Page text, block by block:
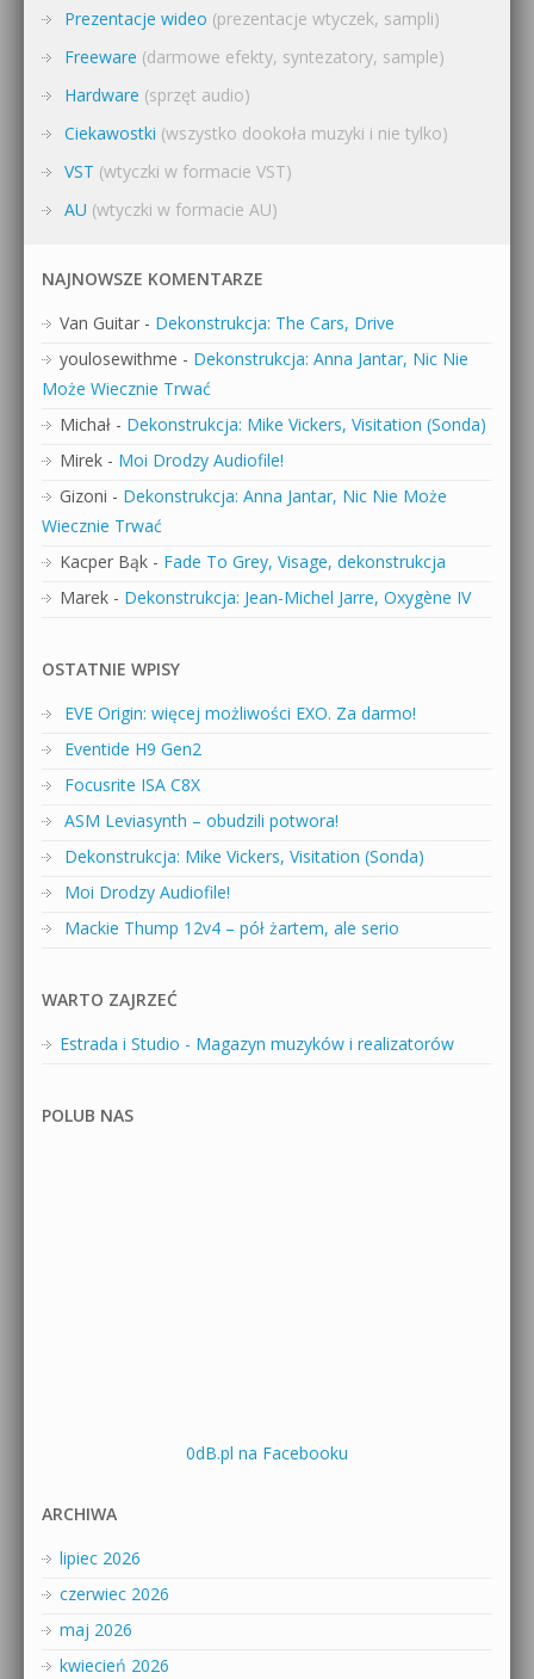
Prezentacje wideo (prezentacje wtyczek, sampli)
Freeware (darmowe efekty, syntezatory, sample)
Hardware (sprzęt audio)
Ciekawostki (wszystko dookoła muzyki i nie tylko)
VST (wtyczki w formacie VST)
AU (wtyczki w formacie AU)
NAJNOWSZE KOMENTARZE
Van Guitar - Dekonstrukcja: The Cars, Drive
youlosewithme - Dekonstrukcja: Anna Jantar, Nic Nie
Może Wiecznie Trwać
Michał - Dekonstrukcja: Mike Vickers, Visitation (Sonda)
Mirek - Moi Drodzy Audiofile!
Gizoni - Dekonstrukcja: Anna Jantar, Nic Nie Może
Wiecznie Trwać
Kacper Bąk - Fade To Grey, Visage, dekonstrukcja
Marek - Dekonstrukcja: Jean-Michel Jarre, Oxygène IV
OSTATNIE WPISY
EVE Origin: więcej możliwości EXO. Za darmo!
Eventide H9 Gen2
Focusrite ISA C8X
ASM Leviasynth – obudzili potwora!
Dekonstrukcja: Mike Vickers, Visitation (Sonda)
Moi Drodzy Audiofile!
Mackie Thump 12v4 – pół żartem, ale serio
WARTO ZAJRZEĆ
Estrada i Studio - Magazyn muzyków i realizatorów
POLUB NAS
0dB.pl na Facebooku
ARCHIWA
lipiec 2026
czerwiec 2026
maj 2026
kwiecień 2026